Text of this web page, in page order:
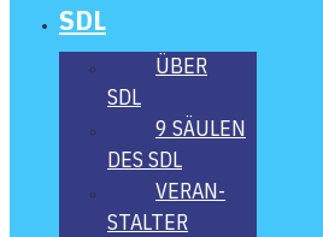
SDL
ÜBER
SDL
9 SÄU­LEN
DES SDL
VER­AN­
STAL­TER